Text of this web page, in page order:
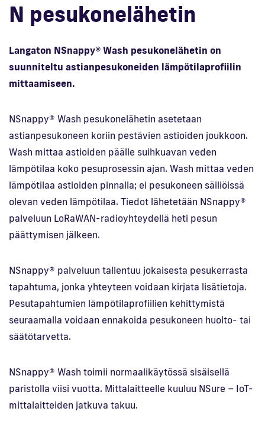
N pesukonelähetin
Langaton NSnappy® Wash pesukonelähetin on
suunniteltu astianpesukoneiden lämpötilaprofiilin
mittaamiseen.
NSnappy® Wash pesukonelähetin asetetaan
astianpesukoneen koriin pestävien astioiden joukkoon.
Wash mittaa astioiden päälle suihkuavan veden
lämpötilaa koko pesuprosessin ajan. Wash mittaa veden
lämpötilaa astioiden pinnalla; ei pesukoneen säiliöissä
olevan veden lämpötilaa. Tiedot lähetetään NSnappy®
palveluun LoRaWAN-radioyhteydellä heti pesun
päättymisen jälkeen.
NSnappy® palveluun tallentuu jokaisesta pesukerrasta
tapahtuma, jonka yhteyteen voidaan kirjata lisätietoja.
Pesutapahtumien lämpötilaprofiilien kehittymistä
seuraamalla voidaan ennakoida pesukoneen huolto- tai
säätötarvetta.
NSnappy® Wash toimii normaalikäytössä sisäisellä
paristolla viisi vuotta. Mittalaitteelle kuuluu NSure – IoT-
mittalaitteiden jatkuva takuu.